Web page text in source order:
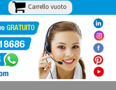
Carrello vuoto